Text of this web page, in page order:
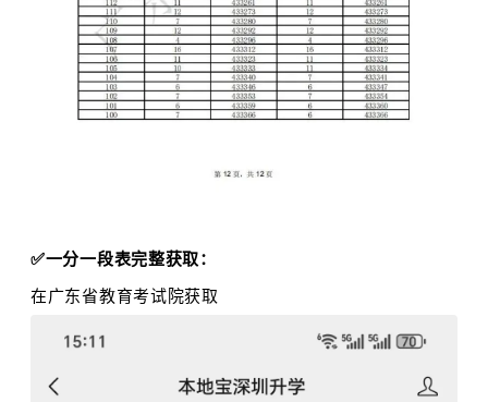
✅一分一段表完整获取：
在广东省教育考试院获取